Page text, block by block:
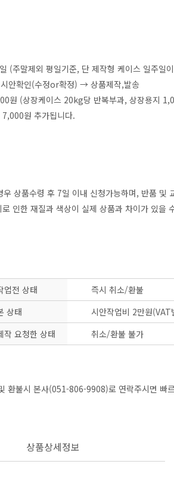
(주말제외 평일기준, 단 제작형 케이스 일주일
안확인(수정or확정) → 상품제작,발송
원 (상장케이스 20kg당 반복부과, 상장용지
원 추가됩니다.
상품수령 후 7일 이내 신청가능하며, 반품 및
인한 재질과 색상이 실제 상품과 차이가 있
업전 상태
즉시 취소/환불
상태
시안작업비 2만원
작 요청한 상태
취소/환불 불가
환불시 본사(051-806-9908)로 연락주시면 빠
상품상세정보